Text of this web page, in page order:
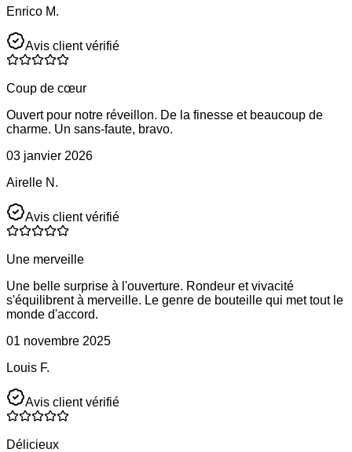
Enrico M.
Avis client vérifié
Coup de cœur
Ouvert pour notre réveillon. De la finesse et beaucoup de
charme. Un sans-faute, bravo.
03 janvier 2026
Airelle N.
Avis client vérifié
Une merveille
Une belle surprise à l'ouverture. Rondeur et vivacité
s'équilibrent à merveille. Le genre de bouteille qui met tout le
monde d'accord.
01 novembre 2025
Louis F.
Avis client vérifié
Délicieux